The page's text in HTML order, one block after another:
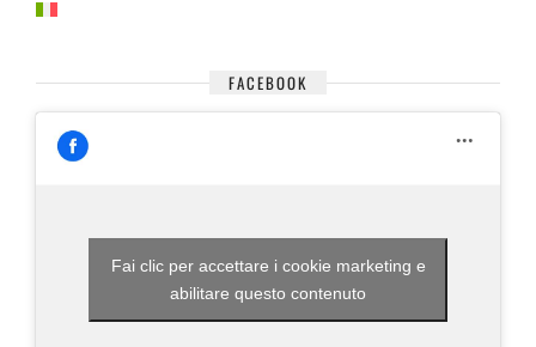
FACEBOOK
Fai clic per accettare i cookie marketing e
abilitare questo contenuto